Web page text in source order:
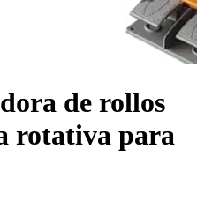
de rollos
rotativa para